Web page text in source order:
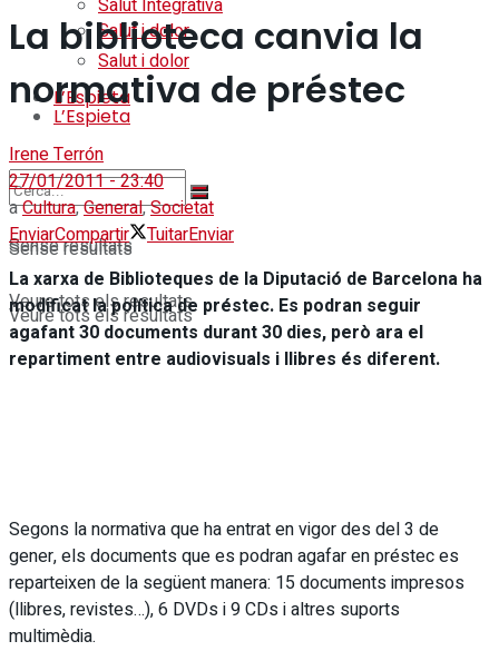
Salut i dolor
L’Espieta
Sense resultats
Veure tots els resultats
Salut Integrativa
Salut i dolor
L’Espieta
Sense resultats
Veure tots els resultats
La biblioteca canvia la
normativa de préstec
Irene Terrón
27/01/2011 - 23:40
aCultura,General,Societat
EnviarCompartir TuitarEnviar
La xarxa de Biblioteques de la Diputació de Barcelona ha
modificat la política de préstec. Es podran seguir
agafant 30 documents durant 30 dies, però ara el
repartiment entre audiovisuals i llibres és diferent.
Segons la normativa que ha entrat en vigor des del 3 de
gener, els documents que es podran agafar en préstec es
reparteixen de la següent manera: 15 documents impresos
(llibres, revistes…), 6 DVDs i 9 CDs i altres suports
multimèdia.